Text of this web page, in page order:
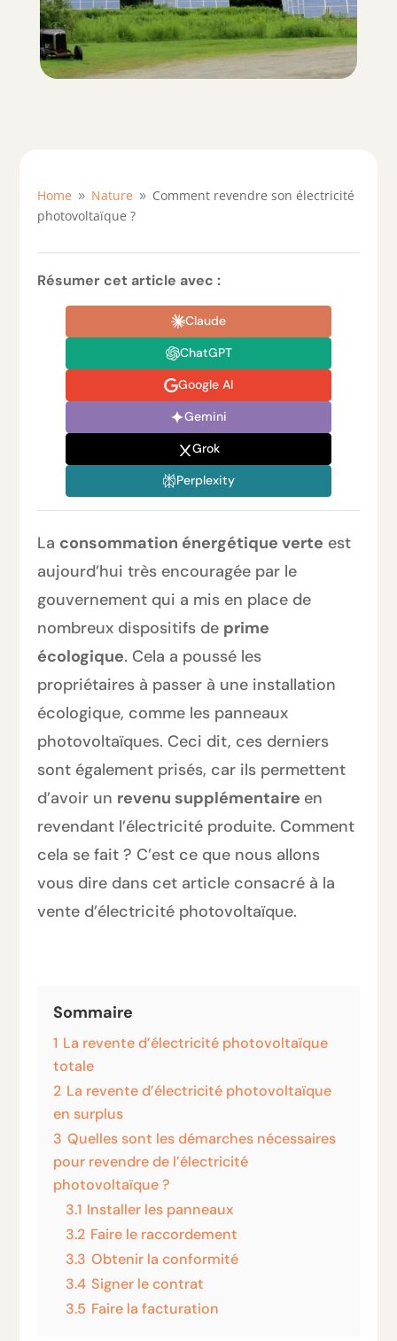
Home 9 Nature 9 Comment revendre son électricité
photovoltaïque ?
Résumer cet article avec :
Claude
ChatGPT
Google AI
Gemini
Grok
Perplexity
La consommation énergétique verte est
aujourd’hui très encouragée par le
gouvernement qui a mis en place de
nombreux dispositifs de prime
écologique. Cela a poussé les
propriétaires à passer à une installation
écologique, comme les panneaux
photovoltaïques. Ceci dit, ces derniers
sont également prisés, car ils permettent
d’avoir un revenu supplémentaire en
revendant l’électricité produite. Comment
cela se fait ? C’est ce que nous allons
vous dire dans cet article consacré à la
vente d’électricité photovoltaïque.
Sommaire
1 La revente d’électricité photovoltaïque
totale
2 La revente d’électricité photovoltaïque
en surplus
3 Quelles sont les démarches nécessaires
pour revendre de l’électricité
photovoltaïque ?
3.1 Installer les panneaux
3.2 Faire le raccordement
3.3 Obtenir la conformité
3.4 Signer le contrat
3.5 Faire la facturation